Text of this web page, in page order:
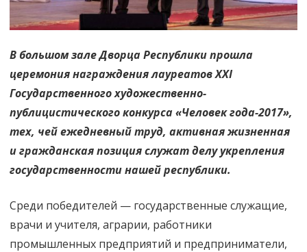
В большом зале Дворца Республики прошла
церемония награждения лауреатов XXI
Государственного художественно-
публицистического конкурса «Человек года-2017»,
тех, чей ежедневный труд, активная жизненная
и гражданская позиция служат делу укрепления
государственности нашей республики.
Среди победителей — государственные служащие,
врачи и учителя, аграрии, работники
промышленных предприятий и предприниматели,